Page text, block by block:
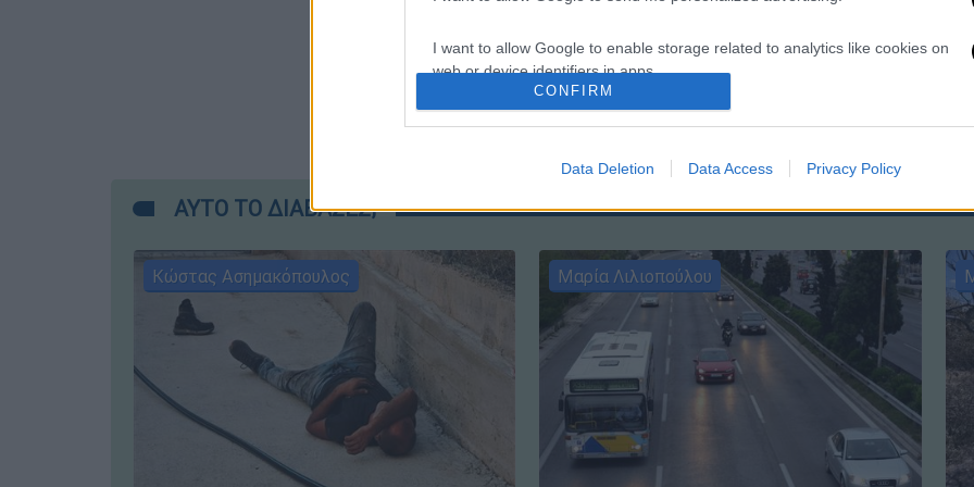
I want to allow Google to enable storage related to analytics like cookies on
web or device identifiers in apps.
I want to allow Google to enable storage related to functionality of the website
I want to allow Google to enable storage related to personalization.
authentication functionality and fraud prevention, and other user protection.
CONFIRM
Data Deletion Data Access Privacy Policy
ΑΥΤΟ ΤΟ ΔΙΑΒΑΣΕΣ;
Κώστας Ασημακόπουλος Μαρία Λιλιοπούλου